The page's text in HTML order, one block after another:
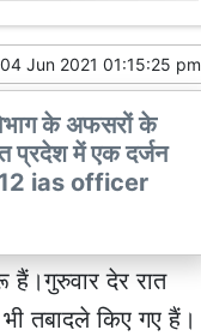
04 Jun 2021 01:15:25 pm
के अफसरों के
प्रदेश में एक दर्जन
12 ias officer
हैं।गुरुवार देर रात
तबादले किए गए हैं।